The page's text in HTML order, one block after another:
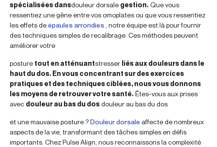
spécialisées dansdouleur dorsale gestion.Que vous
ressentiez une gêne entre vos omoplates ou que vous ressentiez
les effets deépaules arrondies , notre équipe est là pour fournir
des techniques simples de recalibrage. Ces méthodes peuvent
améliorer votre
posture tout en atténuantstresser liés aux douleurs dans le
haut du dos. En vous concentrant sur des exercices
pratiques et des techniques ciblées, nous vous donnons
les moyens de retrouver votre santé.Êtes-vous aux prises
avec douleur au bas du dosdouleur au bas du dos
et une mauvaise posture ?Douleur dorsale affecte de nombreux
aspects de la vie, transformant des tâches simples en défis
importants. Chez Pulse Align, nous reconnaissons la complexité